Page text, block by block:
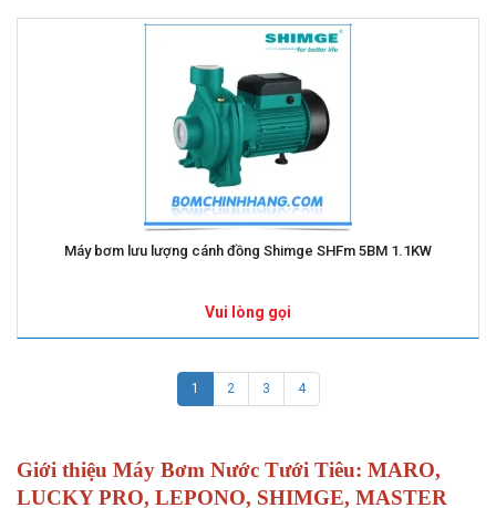
Máy bơm lưu lượng cánh đồng Shimge SHFm 5BM 1.1KW
Vui lòng gọi
1 2 3 4
Giới thiệu Máy Bơm Nước Tưới Tiêu: MARO,
LUCKY PRO, LEPONO, SHIMGE, MASTER